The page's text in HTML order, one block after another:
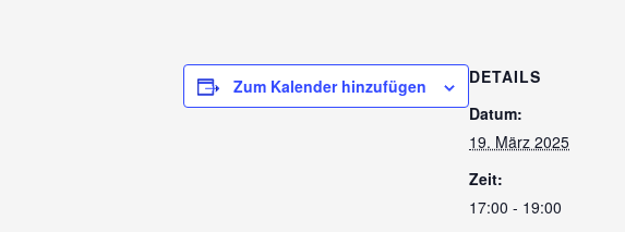
Zum Kalender hinzufügen
DETAILS
Datum:
19. März 2025
Zeit:
17:00 - 19:00